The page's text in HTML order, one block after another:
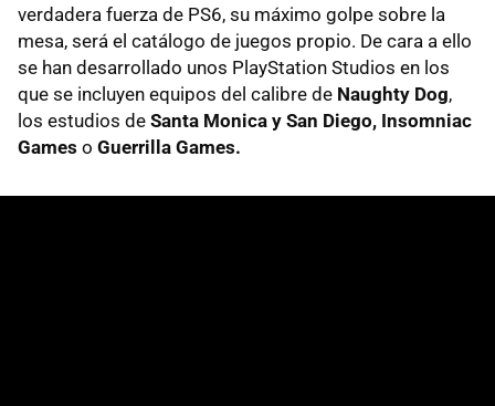
verdadera fuerza de PS6, su máximo golpe sobre la
mesa, será el catálogo de juegos propio. De cara a ello
se han desarrollado unos PlayStation Studios en los
que se incluyen equipos del calibre de Naughty Dog,
los estudios de Santa Monica y San Diego, Insomniac
Games o Guerrilla Games.